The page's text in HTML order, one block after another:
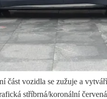
část vozidla se zužuje a
stříbrná/koronální